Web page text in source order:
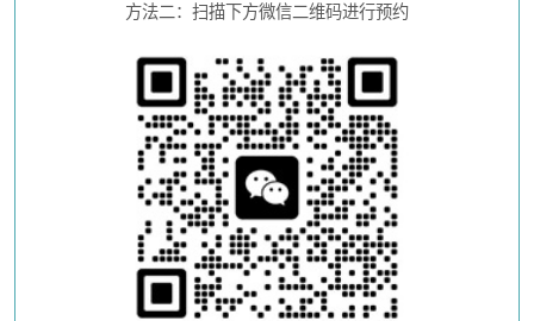
方法二：扫描下方微信二维码进行预约